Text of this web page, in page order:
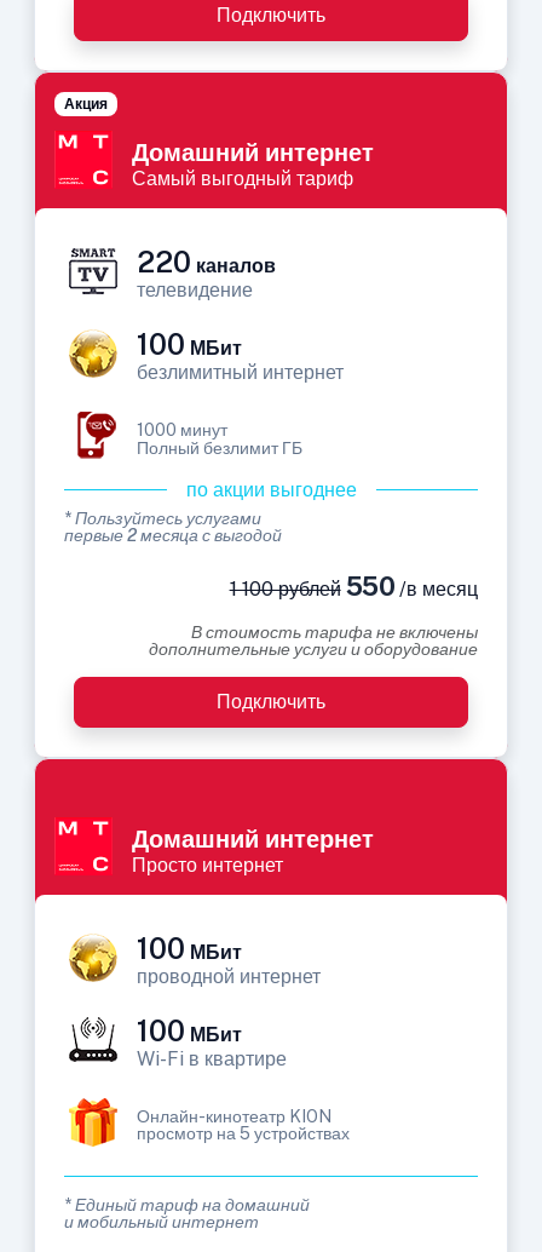
Подключить
Домашний интернет
Самый выгодный тариф
Акция
220 каналов
телевидение
100 МБит
безлимитный интернет
1000 минут
Полный безлимит ГБ
по акции выгоднее
* Пользуйтесь услугами
первые 2 месяца с выгодой
1 100 рублей550 /в месяц
В стоимость тарифа не включены
дополнительные услуги и оборудование
Подключить
Домашний интернет
Просто интернет
100 МБит
проводной интернет
100 МБит
Wi-Fi в квартире
Онлайн-кинотеатр KION
просмотр на 5 устройствах
* Единый тариф на домашний
и мобильный интернет